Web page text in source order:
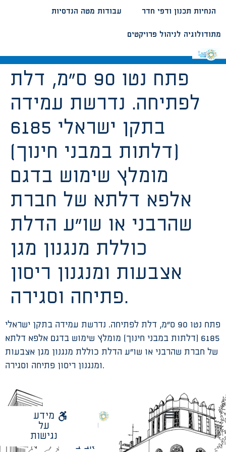
עבודות מטה הנדסיות הנחיות תכנון ודפי חדר
מתודולוגיה לניהול פרויקטים
פתח נטו 90 ס”מ, דלת
לפתיחה. נדרשת עמידה
בתקן ישראלי 6185
(דלתות במבני חינוך)
מומלץ שימוש בדגם
אלפא דלתא של חברת
שהרבני או שו”ע הדלת
כוללת מנגנון מגן
אצבעות ומנגנון ריסון
פתיחה וסגירה.
פתח נטו 90 ס”מ, דלת לפתיחה. נדרשת עמידה בתקן ישראלי
6185 (דלתות במבני חינוך) מומלץ שימוש בדגם אלפא דלתא
של חברת שהרבני או שו”ע הדלת כוללת מנגנון מגן אצבעות
ומנגנון ריסון פתיחה וסגירה.
עיריית
אביב
מידע
על
נגישות